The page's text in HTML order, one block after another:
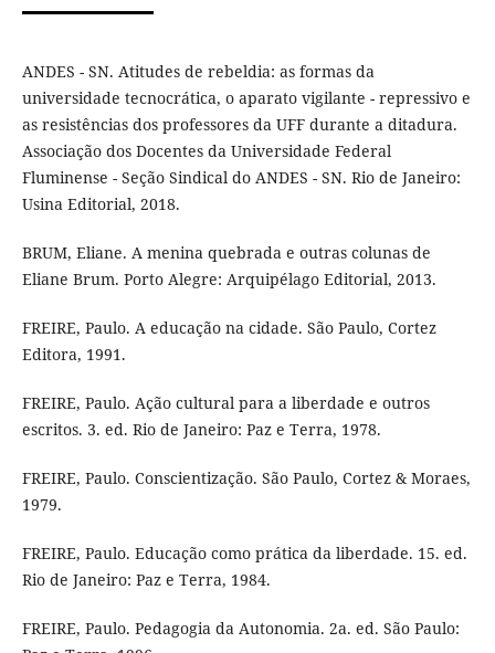
ANDES - SN. Atitudes de rebeldia: as formas da
universidade tecnocrática, o aparato vigilante - repressivo e
as resistências dos professores da UFF durante a ditadura.
Associação dos Docentes da Universidade Federal
Fluminense - Seção Sindical do ANDES - SN. Rio de Janeiro:
Usina Editorial, 2018.
BRUM, Eliane. A menina quebrada e outras colunas de
Eliane Brum. Porto Alegre: Arquipélago Editorial, 2013.
FREIRE, Paulo. A educação na cidade. São Paulo, Cortez
Editora, 1991.
FREIRE, Paulo. Ação cultural para a liberdade e outros
escritos. 3. ed. Rio de Janeiro: Paz e Terra, 1978.
FREIRE, Paulo. Conscientização. São Paulo, Cortez & Moraes,
1979.
FREIRE, Paulo. Educação como prática da liberdade. 15. ed.
Rio de Janeiro: Paz e Terra, 1984.
FREIRE, Paulo. Pedagogia da Autonomia. 2a. ed. São Paulo: